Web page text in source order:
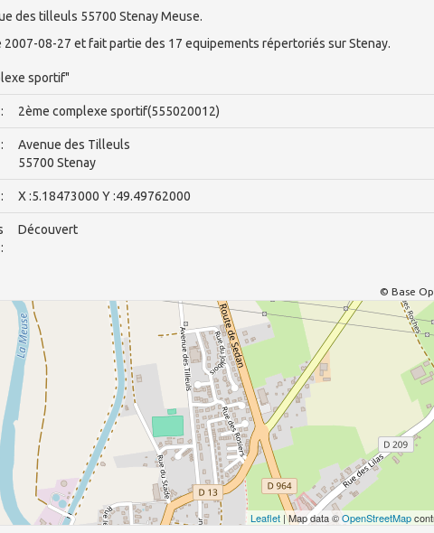
des tilleuls 55700 Stenay Meuse.
08-27 et fait partie des 17 equipements répertoriés sur Stenay.
sportif"
2ème complexe sportif(555020012)
Avenue des Tilleuls
55700 Stenay
X :5.18473000 Y :49.49762000
Découvert
© Base
Leaflet | Map data ©OpenStreetMap